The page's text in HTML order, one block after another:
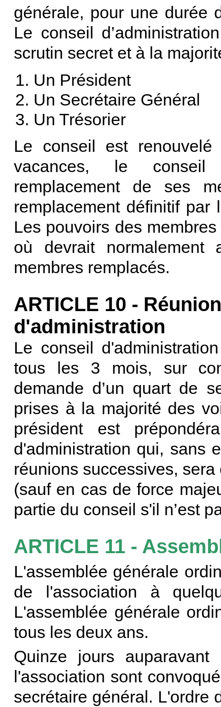
générale, pour une durée
Le conseil
scrutin secret et à la
Un Président
Un Secrétaire Général
Un Trésorier
Le conseil est
vacances, le conseil
remplacement de ses
remplacement définitif par
Les pouvoirs des
où devrait
membres remplacés.
ARTICLE 10 -
d'administration
Le conseil
tous les 3 mois, sur
demande d’un quart de
prises à la majorité des
président est
d'administration qui, sans
réunions successives,
(sauf en cas de force
partie du conseil s'il n’est
ARTICLE 11 -
L'assemblée générale
de l'association à
L'assemblée générale
tous les deux ans.
Quinze jours
l'association sont
secrétaire général. L'ordre